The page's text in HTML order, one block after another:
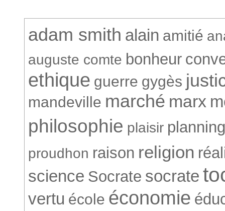
adam smith alain amitié
auguste comte bonheur
ethique guerre gygès
mandeville marché marx
philosophie plaisir planning
proudhon raison religion
science Socrate socrate
vertu école économie